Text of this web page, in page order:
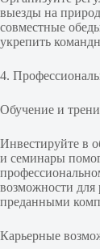
выезды на
совместные
укрепить
4.
Обучение и
Инвестируйте в
и семинары
возможности для
преданными
Карьерные